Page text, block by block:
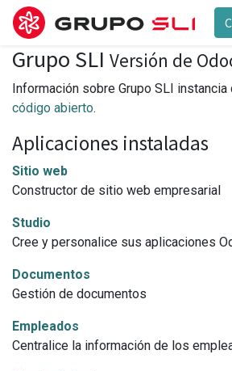
Grupo SLI Versión de
Información sobre Grupo SLI instancia
código abierto.
Aplicaciones instaladas
Sitio web
Constructor de sitio web empresarial
Studio
Cree y personalice sus aplicaciones
Documentos
Gestión de documentos
Empleados
Centralice la información de los